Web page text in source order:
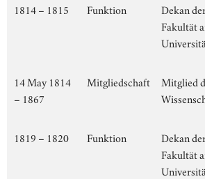
1814 – 1815 Funktion
Dekan
Fakultät
14 May 1814
– 1867
Mitgliedschaft
Mitglied
1819 – 1820 Funktion
Dekan
Fakultät